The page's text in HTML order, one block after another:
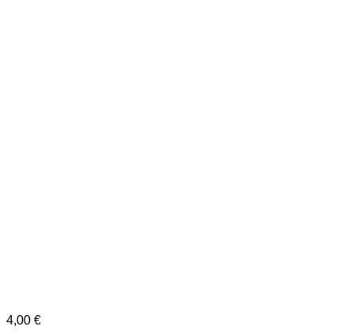
4,00 €